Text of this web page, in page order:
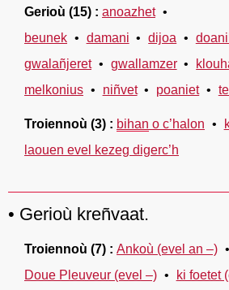
Gerioù (15)
anoazhet
beunek
damani dijoa
gwalañjeret
gwallamzer
melkonius
niñvet poaniet
Troiennoù (3) bihan o c’halon
laouen evel kezeg digerc’h
Gerioù kreñvaat.
Troiennoù (7)
Ankoù (evel an –)
Doue Pleuveur (evel –)
ki foetet